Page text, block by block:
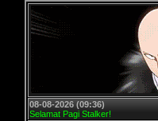
08-08-2026 (09:36)
Selamat Pagi Stalker!